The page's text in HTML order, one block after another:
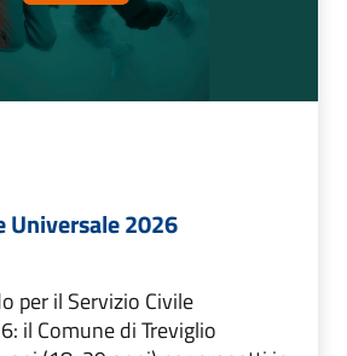
Universale 2026
per il Servizio Civile
il Comune di Treviglio